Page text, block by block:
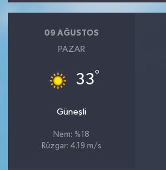
09 AĞUSTOS
PAZAR
33°
Güneşli
Nem: %18
Rüzgar: 4.19 m/s